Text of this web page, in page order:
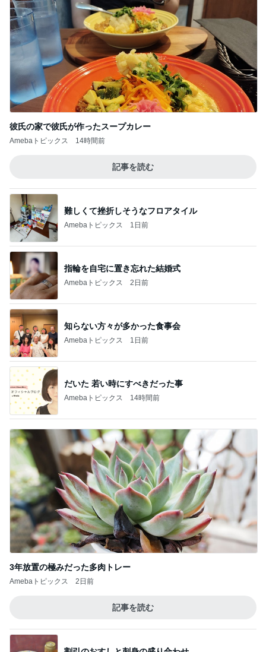
彼氏の家で彼氏が作ったスープカレー
Amebaトピックス 14時間前
記事を読む
難しくて挫折しそうなフロアタイル
Amebaトピックス 1日前
指輪を自宅に置き忘れた結婚式
Amebaトピックス 2日前
知らない方々が多かった食事会
Amebaトピックス 1日前
だいた 若い時にすべきだった事
Amebaトピックス 14時間前
3年放置の極みだった多肉トレー
Amebaトピックス 2日前
記事を読む